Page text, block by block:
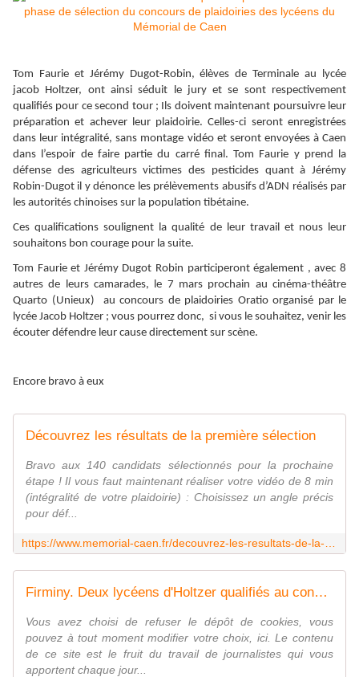
Tom Faurie et Jérémy Dugot-Robin, élèves de Terminale au lycée
jacob Holtzer, ont ainsi séduit le jury et se sont respectivement
qualifiés pour ce second tour ; Ils doivent maintenant poursuivre leur
préparation et achever leur plaidoirie. Celles-ci seront enregistrées
dans leur intégralité, sans montage vidéo et seront envoyées à Caen
dans l’espoir de faire partie du carré final. Tom Faurie y prend la
défense des agriculteurs victimes des pesticides quant à Jérémy
Robin-Dugot il y dénonce les prélèvements abusifs d’ADN réalisés par
les autorités chinoises sur la population tibétaine.
Ces qualifications soulignent la qualité de leur travail et nous leur
souhaitons bon courage pour la suite.
Tom Faurie et Jérémy Dugot Robin participeront également , avec 8
autres de leurs camarades, le 7 mars prochain au cinéma-théâtre
Quarto (Unieux) au concours de plaidoiries Oratio organisé par le
lycée Jacob Holtzer ; vous pourrez donc, si vous le souhaitez, venir les
écouter défendre leur cause directement sur scène.
Encore bravo à eux
Découvrez les résultats de la première sélection
Bravo aux 140 candidats sélectionnés pour la prochaine
étape ! Il vous faut maintenant réaliser votre vidéo de 8 min
(intégralité de votre plaidoirie) : Choisissez un angle précis
pour déf...
Firminy. Deux lycéens d'Holtzer qualifiés au concours de plaidoiries de Caen
Vous avez choisi de refuser le dépôt de cookies, vous
pouvez à tout moment modifier votre choix, ici. Le contenu
de ce site est le fruit du travail de journalistes qui vous
apportent chaque jour...